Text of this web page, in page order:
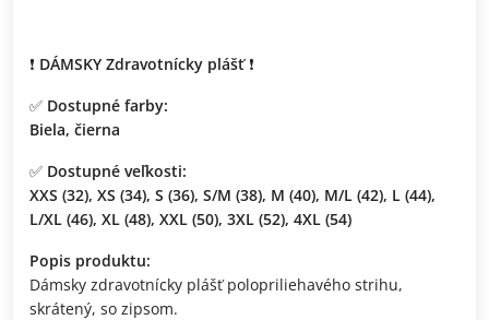
❗ DÁMSKY Zdravotnícky plášť❗
✅ Dostupné farby:
Biela, čierna
✅ Dostupné veľkosti:
XXS (32), XS (34), S (36), S/M (38), M (40), M/L (42), L (44),
L/XL (46), XL (48), XXL (50), 3XL (52), 4XL (54)
Popis produktu:
Dámsky zdravotnícky plášť polopriliehavého strihu,
skrátený, so zipsom.